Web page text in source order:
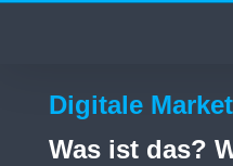
Digitale
Was ist das?